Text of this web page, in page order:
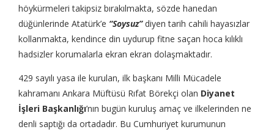
höykürmeleri takipsiz bırakılmakta, sözde hanedan
düğünlerinde Atatürk’e “Soysuz”diyen tarih cahili hayasızlar
kollanmakta, kendince din uydurup fitne saçan hoca kılıklı
hadsizler korumalarla ekran ekran dolaşmaktadır.
429 sayılı yasa ile kurulan, ilk başkanı Milli Mücadele
kahramanı Ankara Müftüsü Rıfat Börekçi olan Diyanet
İşleri Başkanlığı’nın bugün kuruluş amaç ve ilkelerinden ne
denli saptığı da ortadadır. Bu Cumhuriyet kurumunun